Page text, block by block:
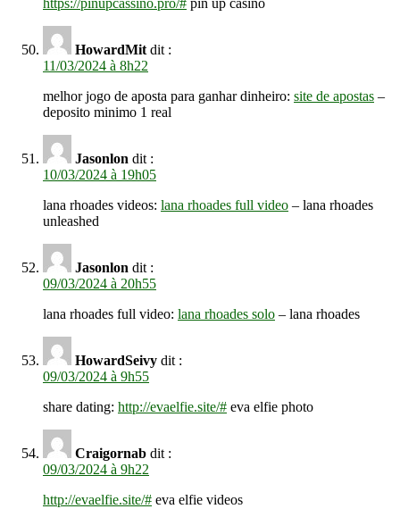
https://pinupcassino.pro/# pin up casino
HowardMit dit :
11/03/2024 à 8h22
melhor jogo de aposta para ganhar dinheiro: site de apostas –
deposito minimo 1 real
Jasonlon dit :
10/03/2024 à 19h05
lana rhoades videos: lana rhoades full video – lana rhoades
unleashed
Jasonlon dit :
09/03/2024 à 20h55
lana rhoades full video: lana rhoades solo – lana rhoades
HowardSeivy dit :
09/03/2024 à 9h55
share dating: http://evaelfie.site/# eva elfie photo
Craigornab dit :
09/03/2024 à 9h22
http://evaelfie.site/# eva elfie videos